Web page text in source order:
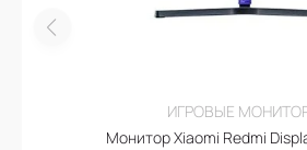
ИГРОВЫЕ
Монитор Xiaomi Redmi